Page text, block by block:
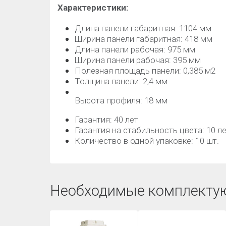
Характеристики:
Длина панели габаритная: 1104 мм
Ширина панели габаритная: 418 мм
Длина панели рабочая: 975 мм
Ширина панели рабочая: 395 мм
Полезная площадь панели: 0,385 м2
Толщина панели: 2,4 мм
Высота профиля: 18 мм
Гарантия: 40 лет
Гарантия на стабильность цвета: 10
Количество в одной упаковке: 10 шт.
Необходимые